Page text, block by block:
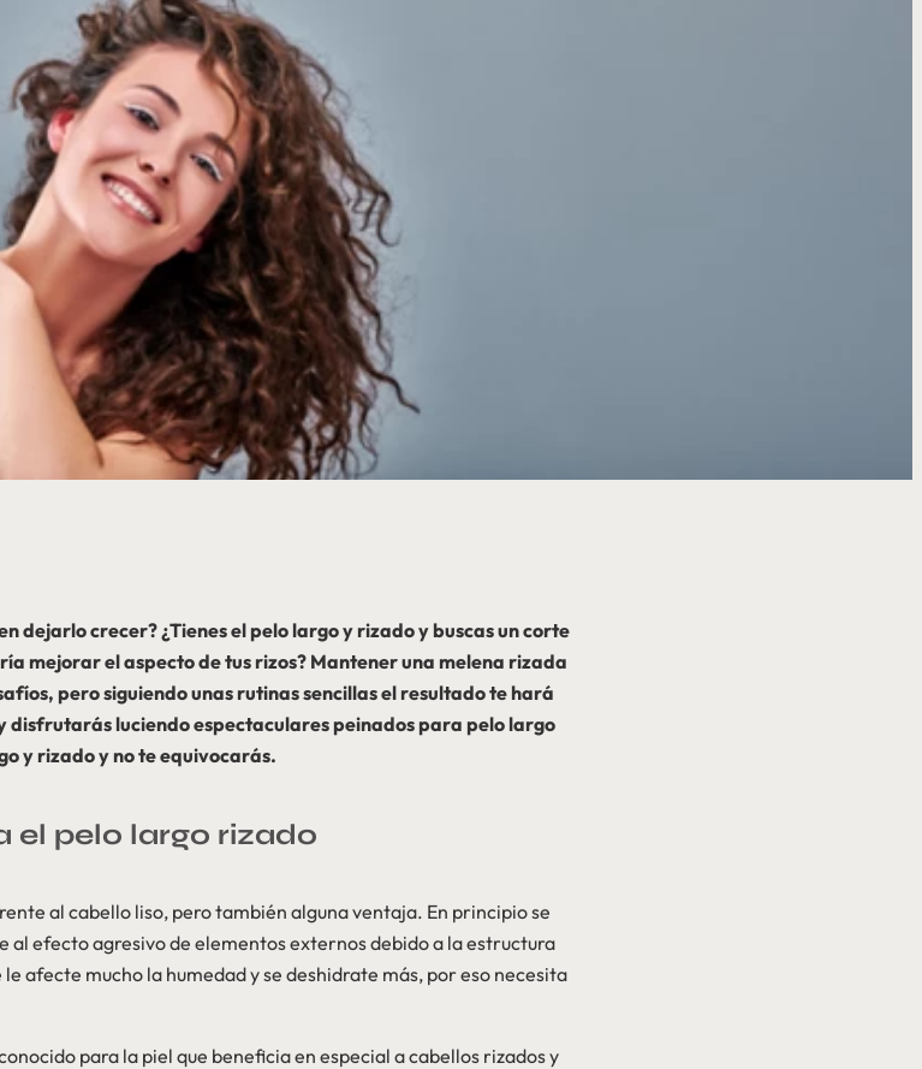
dejarlo crecer? ¿Tienes el pelo largo y rizado y buscas un corte
mejorar el aspecto de tus rizos? Mantener una melena rizada
pero siguiendo unas rutinas sencillas el resultado te hará
disfrutarás luciendo espectaculares peinados para pelo largo
y rizado y no te equivocarás.
el pelo largo rizado
al cabello liso, pero también alguna ventaja. En principio se
al efecto agresivo de elementos externos debido a la estructura
afecte mucho la humedad y se deshidrate más, por eso necesita
para la piel que beneficia en especial a cabellos rizados y